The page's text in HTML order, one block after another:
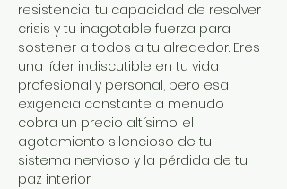
resistencia, tu capacidad de resolver
crisis y tu inagotable fuerza para
sostener a todos a tu alrededor. Eres
una líder indiscutible en tu vida
profesional y personal, pero esa
exigencia constante a menudo
cobra un precio altísimo: el
agotamiento silencioso de tu
sistema nervioso y la pérdida de tu
paz interior.